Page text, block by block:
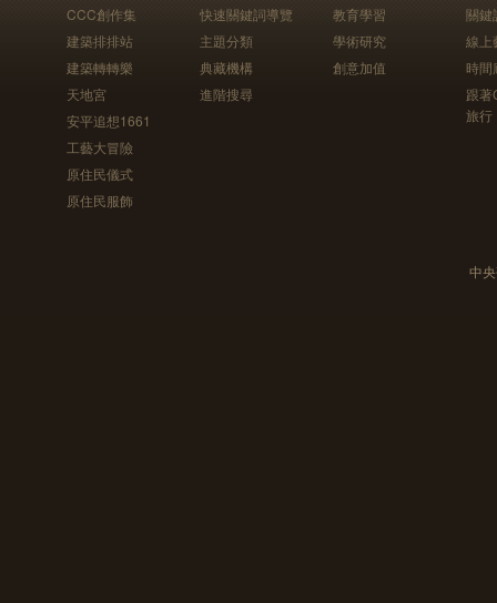
CCC創作集
建築排排站
建築轉轉樂
天地宮
安平追想1661
工藝大冒險
原住民儀式
原住民服飾
快速關鍵詞導覽
主題分類
典藏機構
進階搜尋
教育學習
學術研究
創意加值
關鍵
線上
時間
跟
旅行
中